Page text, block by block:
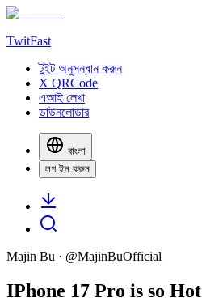
TwitFast
টুইট অনুসন্ধান করুন
X QRCode
এআই লেখা
ডাউনলোডার
বাংলা
লগ ইন করুন
Majin Bu · @MajinBuOfficial
IPhone 17 Pro is so Hot